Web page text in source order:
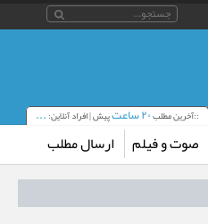
::آخرین مطلب۲۰ ساعت پیش | افراد آنلاین:...
صوت و فیلم ارسال مطلب